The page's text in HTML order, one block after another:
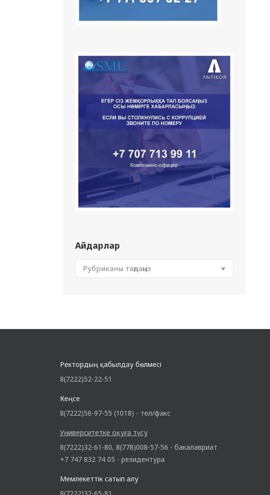
Айдарлар
Ректордың қабылдау бөлмесі
8(7222)52-22-51
Кеңсе
8(7222)56-97-55 (1018) - тел/факс
Университетке оқуға түсу
8(7222)32-61-80, 8(778)008-57-56 - бакалавриат
+7 747 832 74 05 - резидентура
Мемлекеттік сатып алу
8(7222)32-65-81